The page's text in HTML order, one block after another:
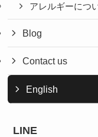
アレルギーにつ
Blog
Contact us
English
LINE